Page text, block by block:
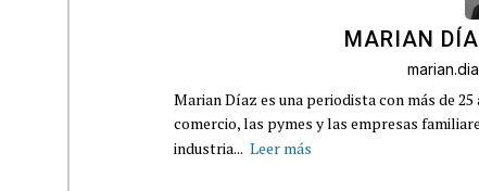
MARIAN
Marian Díaz es una periodista con más de
comercio, las pymes y las empresas
industria... Leer más